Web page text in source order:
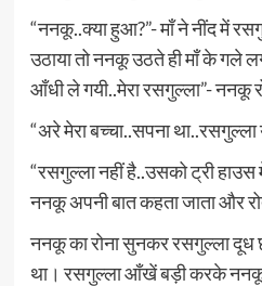
“ननकू..क्या हुआ?”- माँ ने नींद में
उठाया तो ननकू उठते ही माँ के गले
आँधी ले गयी..मेरा रसगुल्ला”- ननकू
“अरे मेरा बच्चा..सपना
“रसगुल्ला नहीं है..उसको ट्री हाउस
ननकू अपनी बात कहता जाता और
ननकू का रोना सुनकर रसगुल्ला
था। रसगुल्ला आँखें बड़ी करके